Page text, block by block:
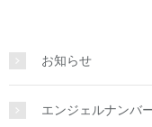
お知らせ
エンジェルナンバ